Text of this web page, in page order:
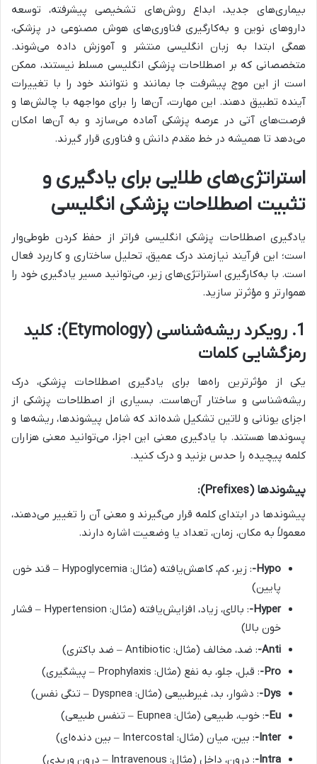
بیماری‌های جدید، ابداع روش‌های تشخیصی پیشرفته، توسعه
داروهای نوین و به‌کارگیری فناوری‌های هوش مصنوعی در پزشکی،
همگی ابتدا به زبان انگلیسی منتشر و آموزش داده می‌شوند.
متخصصانی که بر اصطلاحات پزشکی انگلیسی مسلط نیستند، ممکن
است از این موج پیشرفت جا بمانند و نتوانند خود را با تغییرات
آینده تطبیق دهند. این مهارت، آن‌ها را برای مواجهه با چالش‌ها و
فرصت‌های آتی در عرصه پزشکی آماده می‌سازد و به آن‌ها امکان
می‌دهد تا همیشه در خط مقدم دانش و فناوری قرار گیرند.
استراتژی‌های طلایی برای یادگیری و
تثبیت اصطلاحات پزشکی انگلیسی
یادگیری اصطلاحات پزشکی انگلیسی فراتر از حفظ کردن طوطی‌وار
است؛ این فرآیند نیازمند درک عمیق، تحلیل ساختاری و کاربرد فعال
است. با به‌کارگیری استراتژی‌های زیر، می‌توانید مسیر یادگیری خود را
هموارتر و مؤثرتر سازید.
1. رویکرد ریشه‌شناسی (Etymology): کلید
رمزگشایی کلمات
یکی از مؤثرترین راه‌ها برای یادگیری اصطلاحات پزشکی، درک
ریشه‌شناسی و ساختار آن‌هاست. بسیاری از اصطلاحات پزشکی از
اجزای یونانی و لاتین تشکیل شده‌اند که شامل پیشوندها، ریشه‌ها و
پسوندها هستند. با یادگیری معنی این اجزا، می‌توانید معنی هزاران
کلمه پیچیده را حدس بزنید و درک کنید.
پیشوندها (Prefixes):
پیشوندها در ابتدای کلمه قرار می‌گیرند و معنی آن را تغییر می‌دهند،
معمولاً به مکان، زمان، تعداد یا وضعیت اشاره دارند.
Hypo-
: زیر، کم، کاهش‌یافته (مثال: Hypoglycemia – قند خون
پایین)
Hyper-
: بالای، زیاد، افزایش‌یافته (مثال: Hypertension – فشار
خون بالا)
Anti- : ضد، مخالف (مثال: Antibiotic – ضد باکتری)
Pro- : قبل، جلو، به نفع (مثال: Prophylaxis – پیشگیری)
Dys- : دشوار، بد، غیرطبیعی (مثال: Dyspnea – تنگی نفس)
Eu- : خوب، طبیعی (مثال: Eupnea – تنفس طبیعی)
Inter- : بین، میان (مثال: Intercostal – بین دنده‌ای)
Intra- : درون، داخل (مثال: Intravenous – درون وریدی)